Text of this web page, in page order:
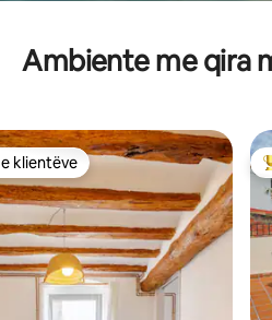
Ambiente me qira
klientëve
klientëve